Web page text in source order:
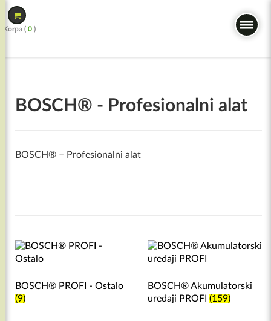
Skip
to
content
Korpa ( 0 )
BOSCH® - Profesionalni alat
BOSCH® – Profesionalni alat
BOSCH® PROFI - Ostalo
(9)
BOSCH® Akumulatorski
uređaji PROFI (159)